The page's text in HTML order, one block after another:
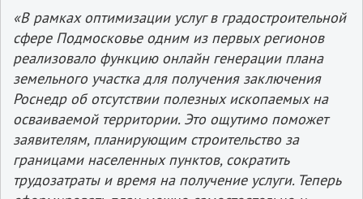
«В рамках оптимизации услуг в градостроительной
сфере Подмосковье одним из первых регионов
реализовало функцию онлайн генерации плана
земельного участка для получения заключения
Роснедр об отсутствии полезных ископаемых на
осваиваемой территории. Это ощутимо поможет
заявителям, планирующим строительство за
границами населенных пунктов, сократить
трудозатраты и время на получение услуги. Теперь